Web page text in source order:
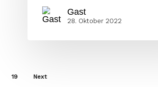
Gast
28. Oktober 2022
19 Next